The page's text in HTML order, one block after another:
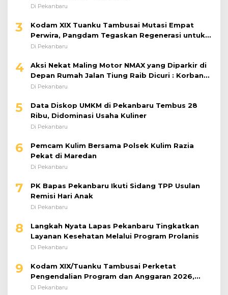
Di Pekanbaru
3
Kodam XIX Tuanku Tambusai Mutasi Empat
Perwira, Pangdam Tegaskan Regenerasi untuk
Perkuat Kinerja Satuan
Di Pekanbaru
4
Aksi Nekat Maling Motor NMAX yang Diparkir di
Depan Rumah Jalan Tiung Raib Dicuri : Korban
Minta Pelaku Ditangkap Pihak Kepolisian
Di Pekanbaru
5
Data Diskop UMKM di Pekanbaru Tembus 28
Ribu, Didominasi Usaha Kuliner
Di Pekanbaru
6
Pemcam Kulim Bersama Polsek Kulim Razia
Pekat di Maredan
Di Pekanbaru
7
PK Bapas Pekanbaru Ikuti Sidang TPP Usulan
Remisi Hari Anak
Di Pekanbaru
8
Langkah Nyata Lapas Pekanbaru Tingkatkan
Layanan Kesehatan Melalui Program Prolanis
Di Pekanbaru
9
Kodam XIX/Tuanku Tambusai Perketat
Pengendalian Program dan Anggaran 2026,
Pastikan Kinerja Tepat Sasaran
Di Pekanbaru